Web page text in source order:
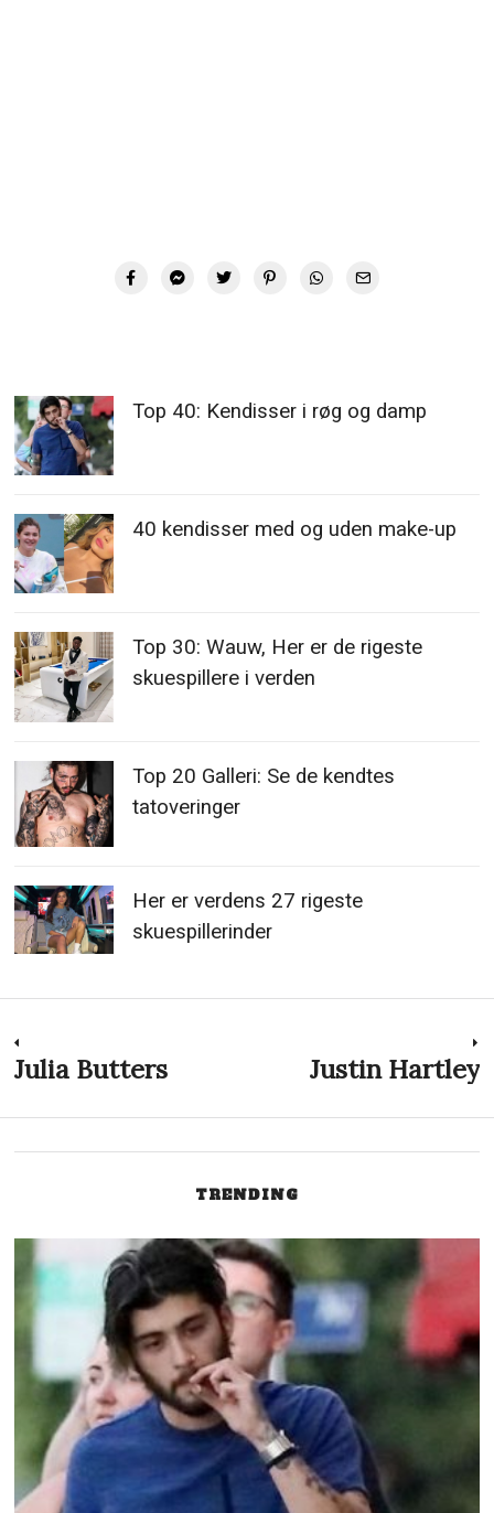
Top 40: Kendisser i røg og damp
40 kendisser med og uden make-up
Top 30: Wauw, Her er de rigeste
skuespillere i verden
Top 20 Galleri: Se de kendtes
tatoveringer
Her er verdens 27 rigeste
skuespillerinder
Indlægsnavigation
Previous
Julia Butters Justin Hartley
TRENDING